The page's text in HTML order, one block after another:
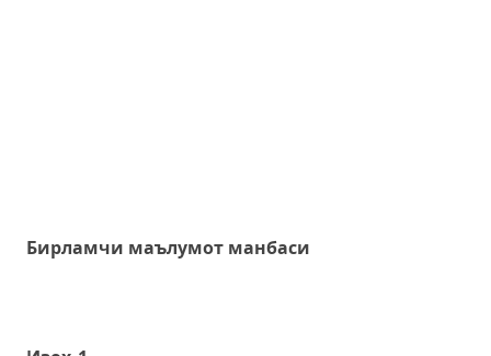
Бирламчи маълумот манбаси